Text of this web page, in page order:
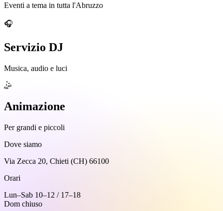
Eventi a tema in tutta l'Abruzzo
🎧
Servizio DJ
Musica, audio e luci
🤹
Animazione
Per grandi e piccoli
Dove siamo
Via Zecca 20, Chieti (CH) 66100
Orari
Lun–Sab 10–12 / 17–18
Dom chiuso